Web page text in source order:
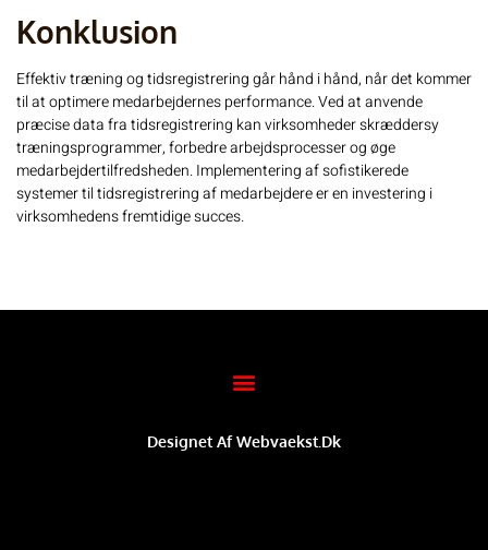
Konklusion
Effektiv træning og tidsregistrering går hånd i hånd, når det kommer
til at optimere medarbejdernes performance. Ved at anvende
præcise data fra tidsregistrering kan virksomheder skræddersy
træningsprogrammer, forbedre arbejdsprocesser og øge
medarbejdertilfredsheden. Implementering af sofistikerede
systemer tiltidsregistrering af medarbejdereer en investering i
virksomhedens fremtidige succes.
Designet Af Webvaekst.dk